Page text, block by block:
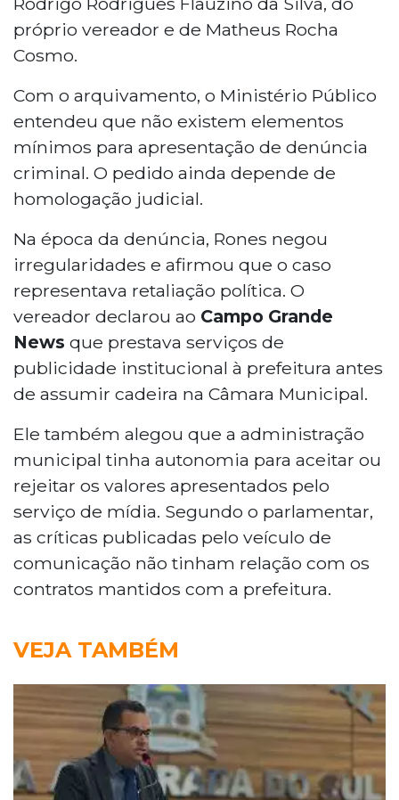
próprio vereador e de Matheus Rocha
Cosmo.
Com o arquivamento, o Ministério Público
entendeu que não existem elementos
mínimos para apresentação de denúncia
criminal. O pedido ainda depende de
homologação judicial.
Na época da denúncia, Rones negou
irregularidades e afirmou que o caso
representava retaliação política. O
vereador declarou ao Campo Grande
News que prestava serviços de
publicidade institucional à prefeitura antes
de assumir cadeira na Câmara Municipal.
Ele também alegou que a administração
municipal tinha autonomia para aceitar ou
rejeitar os valores apresentados pelo
serviço de mídia. Segundo o parlamentar,
as críticas publicadas pelo veículo de
comunicação não tinham relação com os
contratos mantidos com a prefeitura.
VEJA TAMBÉM